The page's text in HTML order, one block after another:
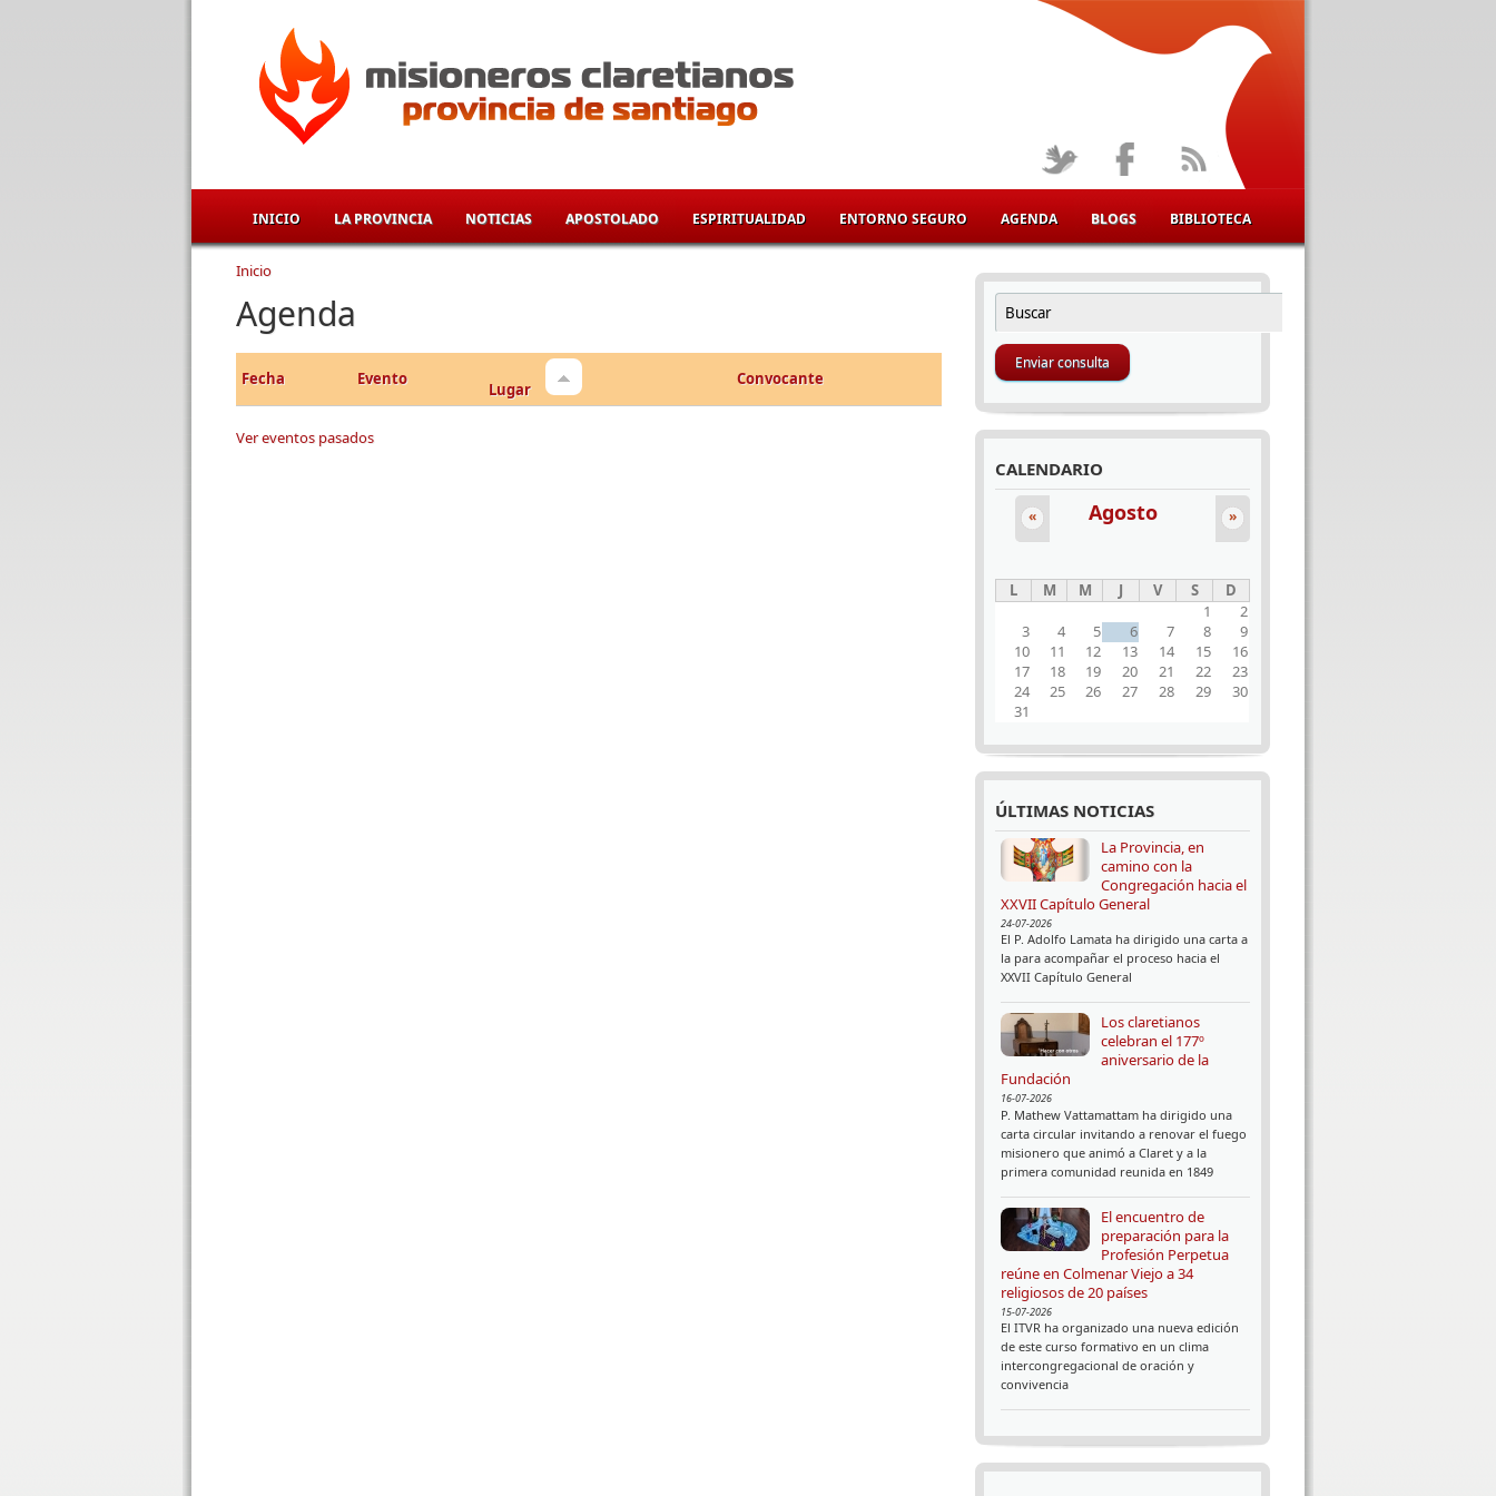
INICIO LA PROVINCIA NOTICIAS APOSTOLADO ESPIRITUALIDAD ENTORNO SEGURO AGENDA BLOGS BIBLIOTECA
Se encuentra usted aquí
Inicio
Agenda
Fecha Evento
Lugar
Convocante
Ver eventos pasados
FORMULARIO DE BÚSQUEDA
Buscar
CALENDARIO
Agosto
« »
L M M J V S
D
1
2
3
4 5 6 7 8
9
10
11 12 13 14 15
16
17
18 19 20 21 22
23
24
25 26 27 28 29
30
31
ÚLTIMAS NOTICIAS
La Provincia, en
camino con la
Congregación hacia el
XXVII Capítulo General
24-07-2026
El P. Adolfo Lamata ha dirigido una carta a
la para acompañar el proceso hacia el
XXVII Capítulo General
Los claretianos
celebran el 177º
aniversario de la
Fundación
16-07-2026
P. Mathew Vattamattam ha dirigido una
carta circular invitando a renovar el fuego
misionero que animó a Claret y a la
primera comunidad reunida en 1849
El encuentro de
preparación para la
Profesión Perpetua
reúne en Colmenar Viejo a 34
religiosos de 20 países
15-07-2026
El ITVR ha organizado una nueva edición
de este curso formativo en un clima
intercongregacional de oración y
convivencia